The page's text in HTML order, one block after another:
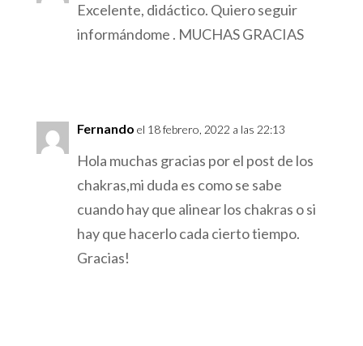
Excelente, didáctico. Quiero seguir
informándome . MUCHAS GRACIAS
Fernando el 18 febrero, 2022 a las 22:13
Hola muchas gracias por el post de los
chakras,mi duda es como se sabe
cuando hay que alinear los chakras o si
hay que hacerlo cada cierto tiempo.
Gracias!